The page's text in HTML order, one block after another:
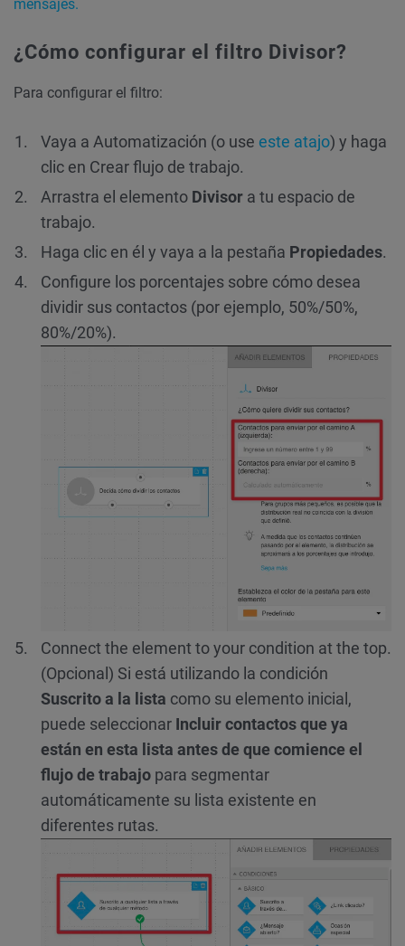
mensajes.
¿Cómo configurar el filtro Divisor?
Para configurar el filtro:
Vaya a Automatización (o use este atajo) y haga
clic en Crear flujo de trabajo.
Arrastra el elemento Divisor a tu espacio de
trabajo.
Haga clic en él y vaya a la pestaña Propiedades.
Configure los porcentajes sobre cómo desea
dividir sus contactos (por ejemplo, 50%/50%,
80%/20%).
Connect the element to your condition at the top.
(Opcional) Si está utilizando la condición
Suscrito a la lista como su elemento inicial,
puede seleccionar Incluir contactos que ya
están en esta lista antes de que comience el
flujo de trabajo para segmentar
automáticamente su lista existente en
diferentes rutas.